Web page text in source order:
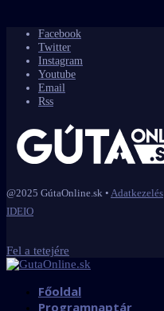
Facebook
Twitter
Instagram
Youtube
Email
Rss
@2025 GútaOnline.sk • Adatkezelés
IDEIO
Fel a tetejére
Főoldal
Programnaptár